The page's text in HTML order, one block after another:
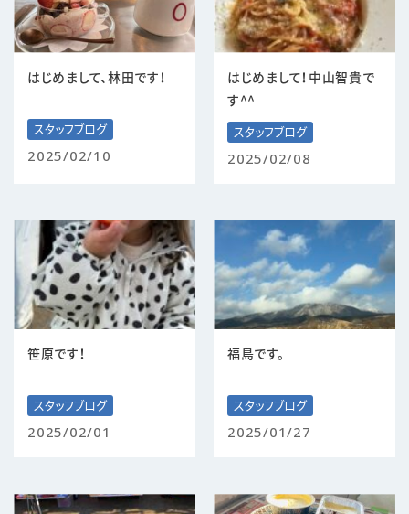
はじめまして、林田です！
スタッフブログ
2025/02/10
はじめまして！中山智貴で
す^^
スタッフブログ
2025/02/08
笹原です！
スタッフブログ
2025/02/01
福島です。
スタッフブログ
2025/01/27